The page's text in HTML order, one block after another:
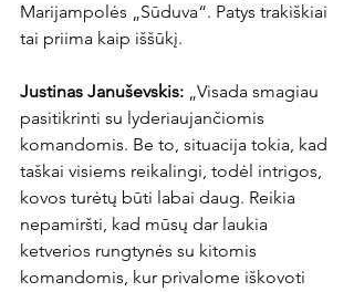
Marijampolės „Sūduva“. Patys trakiškiai
tai priima kaip iššūkį.
Justinas Januševskis: „Visada smagiau
pasitikrinti su lyderiaujančiomis
komandomis. Be to, situacija tokia, kad
taškai visiems reikalingi, todėl intrigos,
kovos turėtų būti labai daug. Reikia
nepamiršti, kad mūsų dar laukia
ketverios rungtynės su kitomis
komandomis, kur privalome iškovoti